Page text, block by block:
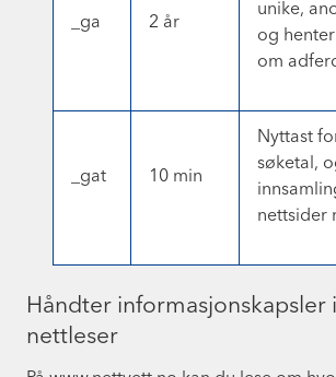
_ga 2 år
unike,
og
om
_gat 10 min
Nyttast
søketal,
nettsider
Håndter informasjonskapsler
nettleser